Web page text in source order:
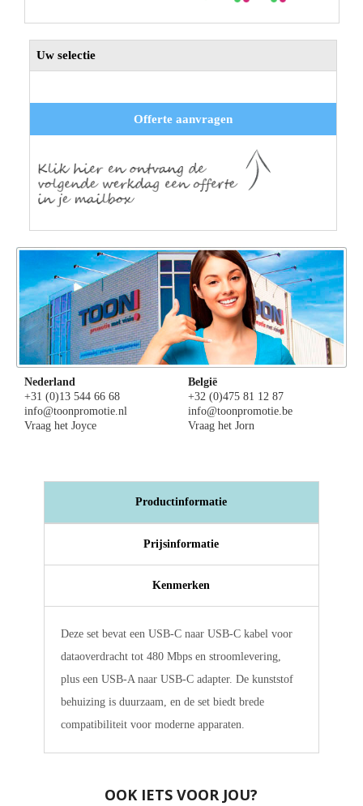
Uw selectie
Offerte aanvragen
Nederland
+31 (0)13 544 66 68
info@toonpromotie.nl
Vraag het Joyce
België
+32 (0)475 81 12 87
info@toonpromotie.be
Vraag het Jorn
Productinformatie
Prijsinformatie
Kenmerken
Deze set bevat een USB-C naar USB-C kabel voor
dataoverdracht tot 480 Mbps en stroomlevering,
plus een USB-A naar USB-C adapter. De kunststof
behuizing is duurzaam, en de set biedt brede
compatibiliteit voor moderne apparaten.
OOK IETS VOOR JOU?